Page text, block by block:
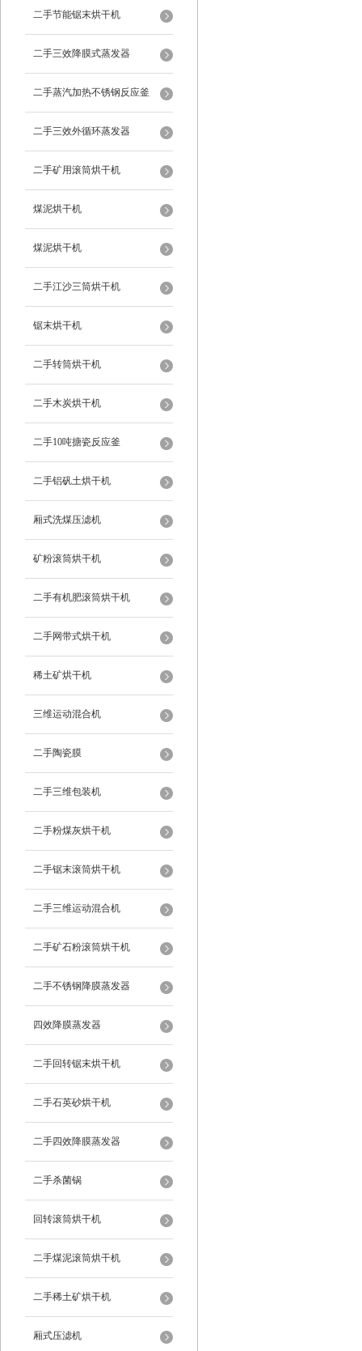
二手节能锯末烘干机
二手三效降膜式蒸发器
二手蒸汽加热不锈钢反应釜
二手三效外循环蒸发器
二手矿用滚筒烘干机
煤泥烘干机
煤泥烘干机
二手江沙三筒烘干机
锯末烘干机
二手转筒烘干机
二手木炭烘干机
二手10吨搪瓷反应釜
二手铝矾土烘干机
厢式洗煤压滤机
矿粉滚筒烘干机
二手有机肥滚筒烘干机
二手网带式烘干机
稀土矿烘干机
三维运动混合机
二手陶瓷膜
二手三维包装机
二手粉煤灰烘干机
二手锯末滚筒烘干机
二手三维运动混合机
二手矿石粉滚筒烘干机
二手不锈钢降膜蒸发器
四效降膜蒸发器
二手回转锯末烘干机
二手石英砂烘干机
二手四效降膜蒸发器
二手杀菌锅
回转滚筒烘干机
二手煤泥滚筒烘干机
二手稀土矿烘干机
厢式压滤机